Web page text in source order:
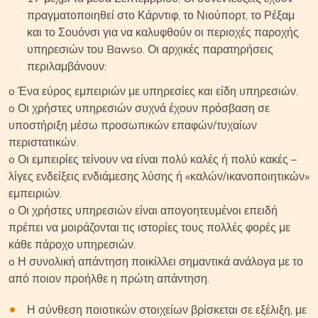
πραγματοποιηθεί στο Κάρντιφ, το Νιούπορτ, το Ρέξαμ
και το Σουόνσι για να καλυφθούν οι περιοχές παροχής
υπηρεσιών του Bawso. Οι αρχικές παρατηρήσεις
περιλαμβάνουν:
o Ένα εύρος εμπειριών με υπηρεσίες και είδη υπηρεσιών.
o Οι χρήστες υπηρεσιών συχνά έχουν πρόσβαση σε
υποστήριξη μέσω προσωπικών επαφών/τυχαίων
περιστατικών.
o Οι εμπειρίες τείνουν να είναι πολύ καλές ή πολύ κακές –
λίγες ενδείξεις ενδιάμεσης λύσης ή «καλών/ικανοποιητικών»
εμπειριών.
o Οι χρήστες υπηρεσιών είναι απογοητευμένοι επειδή
πρέπει να μοιράζονται τις ιστορίες τους πολλές φορές με
κάθε πάροχο υπηρεσιών.
o Η συνολική απάντηση ποικίλλει σημαντικά ανάλογα με το
από ποιον προήλθε η πρώτη απάντηση.
Η σύνθεση ποιοτικών στοιχείων βρίσκεται σε εξέλιξη, με